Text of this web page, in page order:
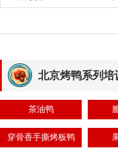
北京烤鸭系列培
茶油鸭
穿骨香手撕烤板鸭